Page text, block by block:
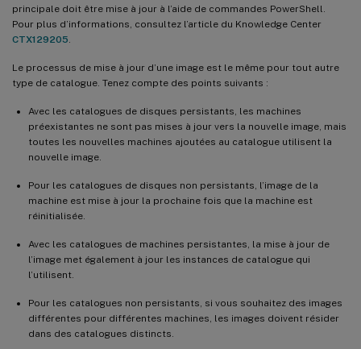
principale doit être mise à jour à l’aide de commandes PowerShell.
Pour plus d’informations, consultez l’article du Knowledge Center
CTX129205
Le processus de mise à jour d’une image est le même pour tout autre
type de catalogue. Tenez compte des points suivants :
Avec les catalogues de disques persistants, les machines
préexistantes ne sont pas mises à jour vers la nouvelle image, mais
toutes les nouvelles machines ajoutées au catalogue utilisent la
nouvelle image.
Pour les catalogues de disques non persistants, l’image de la
machine est mise à jour la prochaine fois que la machine est
réinitialisée.
Avec les catalogues de machines persistantes, la mise à jour de
l’image met également à jour les instances de catalogue qui
l’utilisent.
Pour les catalogues non persistants, si vous souhaitez des images
différentes pour différentes machines, les images doivent résider
dans des catalogues distincts.